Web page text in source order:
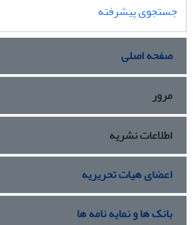
جستجوی پیشرفته
صفحه اصلی
مرور
اطلاعات نشریه
اعضای هیات تحریریه
بانک ها و نمایه نامه ها